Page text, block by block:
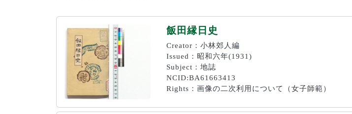
飯田縁日史
Creator：小林郊人編
Issued：昭和六年(1931)
Subject：地誌
NCID:BA61663413
Rights：画像の二次利用について（女子師範）